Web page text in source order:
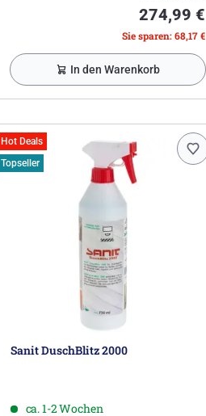
274,99 €
Sie sparen: 68,17 €
In den Warenkorb
Hot Deals
Topseller
Sanit DuschBlitz 2000
ca. 1-2 Wochen